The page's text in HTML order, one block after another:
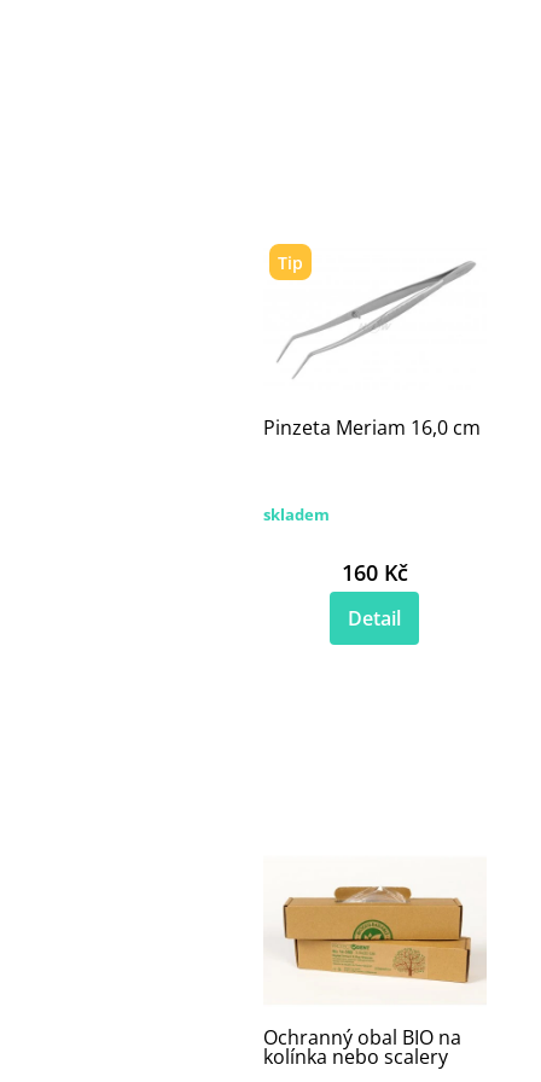
Tip
Pinzeta Meriam 16,0 cm
skladem
160 Kč
Detail
Ochranný obal BIO na
kolínka nebo scalery